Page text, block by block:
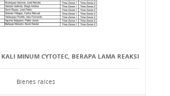
KALI MINUM CYTOTEC, BERAPA LAMA REAKSI
Bienes raíces